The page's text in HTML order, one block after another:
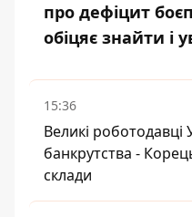
про дефіцит
обіцяє знайти і
15:36
Великі роботодавці
банкрутства -
склади